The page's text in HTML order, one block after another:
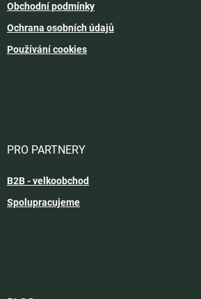
Obchodní podmínky
Ochrana osobních údajů
Používání cookies
PRO PARTNERY
B2B - velkoobchod
Spolupracujeme